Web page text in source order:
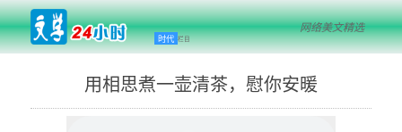
时代 栏目
网络美文精选
用相思煮一壶清茶，慰你安暖